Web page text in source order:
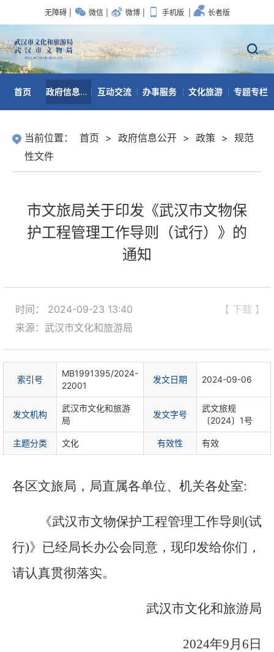
无障碍 微信 微博 手机版 长者版
首页 政府信息公开 互动交流 办事服务 文化旅游 专题专栏
当前位置： 首页 > 政府信息公开 > 政策 > 规范
性文件
市文旅局关于印发《武汉市文物保
护工程管理工作导则（试行）》的
通知
【 下载 】
时间： 2024-09-23 13:40
来源：武汉市文化和旅游局
索引号
MB1991395/2024-
22001
发文日期 2024-09-06
发文机构
武汉市文化和旅游
局
发文字号
武文旅规
〔2024〕1号
主题分类 文化 有效性 有效
各区文旅局，局直属各单位、机关各处室:
《武汉市文物保护工程管理工作导则(试
行)》已经局长办公会同意，现印发给你们，
请认真贯彻落实。
武汉市文化和旅游局
2024年9月6日